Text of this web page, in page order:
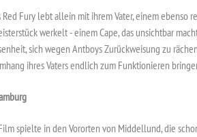
Red Fury lebt allein mit ihrem Vater, einem ebenso
werkelt - einem Cape, das unsichtbar
sich wegen Antboys Zurückweisung zu
ihres Vaters endlich zum Funktionieren
spielte in den Vororten von Middellund, die